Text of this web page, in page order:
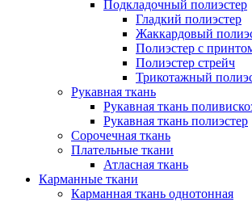
Подкладочный полиэстер
Гладкий полиэстер
Жаккардовый
Полиэстер с
Полиэстер стрейч
Трикотажный
Рукавная ткань
Рукавная ткань
Рукавная ткань полиэстер
Сорочечная ткань
Плательные ткани
Атласная ткань
Карманные ткани
Карманная ткань однотонная